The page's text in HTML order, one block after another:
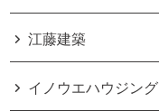
江藤建築
イノウエハウジング